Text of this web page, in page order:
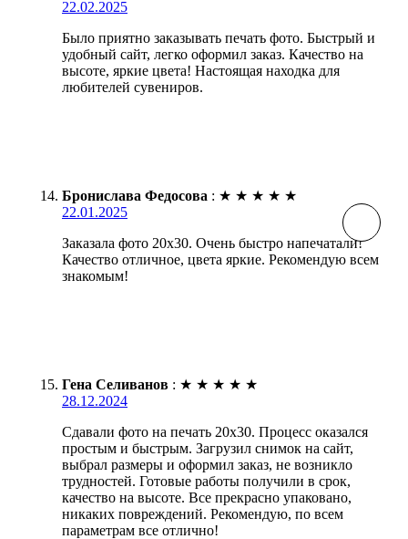
22.02.2025
Было приятно заказывать печать фото. Быстрый и
удобный сайт, легко оформил заказ. Качество на
высоте, яркие цвета! Настоящая находка для
любителей сувениров.
Бронислава Федосова : ★ ★ ★ ★ ★
22.01.2025
Заказала фото 20х30. Очень быстро напечатали!
Качество отличное, цвета яркие. Рекомендую всем
знакомым!
Гена Селиванов : ★ ★ ★ ★ ★
28.12.2024
Сдавали фото на печать 20х30. Процесс оказался
простым и быстрым. Загрузил снимок на сайт,
выбрал размеры и оформил заказ, не возникло
трудностей. Готовые работы получили в срок,
качество на высоте. Все прекрасно упаковано,
никаких повреждений. Рекомендую, по всем
параметрам все отлично!